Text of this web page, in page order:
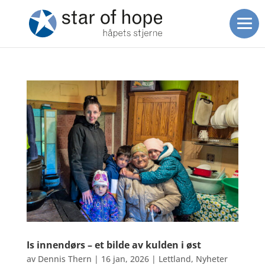
Is innendørs – et bilde av kulden i øst
av Dennis Thern | 16 jan, 2026| Lettland, Nyheter